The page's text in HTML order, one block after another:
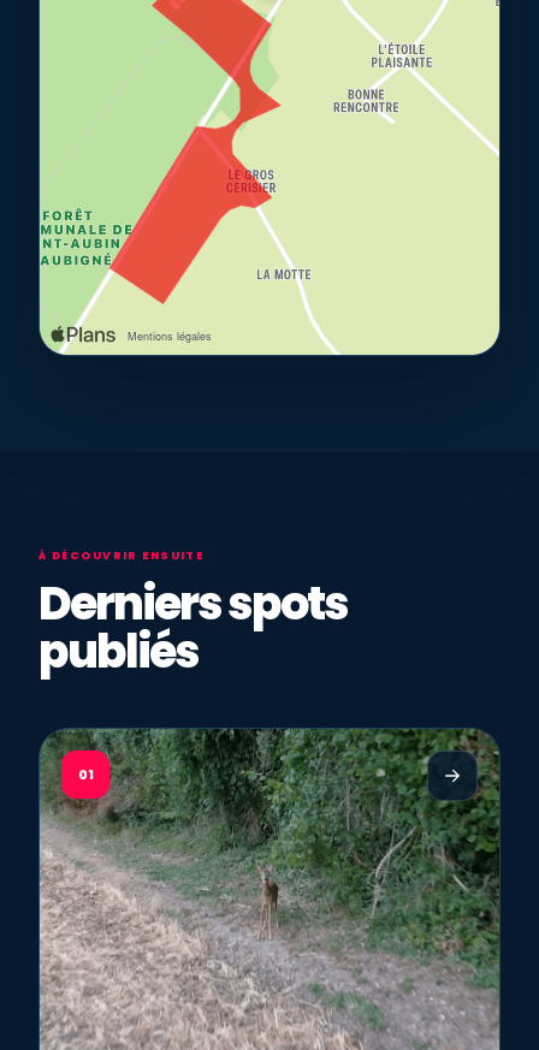
À DÉCOUVRIR ENSUITE
Derniers spots
publiés
01